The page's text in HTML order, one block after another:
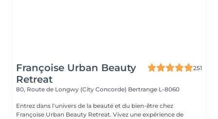
Françoise Urban Beauty
Retreat
251
80, Route de Longwy (City Concorde) Bertrange L-8060
Entrez dans l'univers de la beauté et du bien-être chez
Françoise Urban Beauty Retreat. Vivez une expérience de